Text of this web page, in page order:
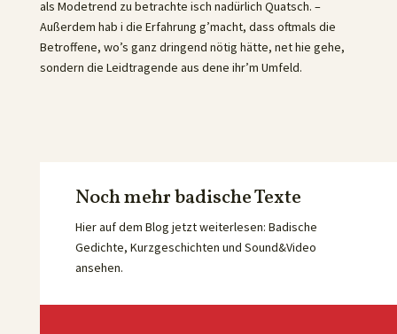
als Modetrend zu betrachte isch nadürlich Quatsch. –
Außerdem hab i die Erfahrung g’macht, dass oftmals die
Betroffene, wo’s ganz dringend nötig hätte, net hie gehe,
sondern die Leidtragende aus dene ihr’m Umfeld.
Noch mehr badische Texte
Hier auf dem Blog jetzt weiterlesen: Badische
Gedichte, Kurzgeschichten und Sound&Video
ansehen.